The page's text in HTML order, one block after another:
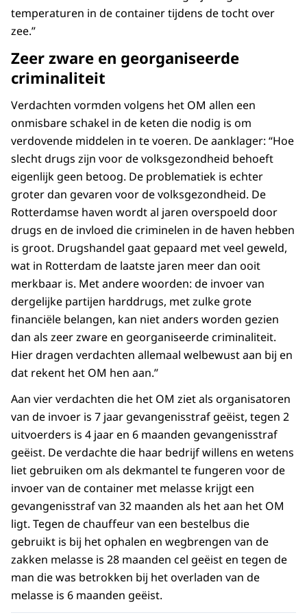
temperaturen in de container tijdens de tocht over
zee.”
Zeer zware en georganiseerde
criminaliteit
Verdachten vormden volgens het OM allen een
onmisbare schakel in de keten die nodig is om
verdovende middelen in te voeren. De aanklager: “Hoe
slecht drugs zijn voor de volksgezondheid behoeft
eigenlijk geen betoog. De problematiek is echter
groter dan gevaren voor de volksgezondheid. De
Rotterdamse haven wordt al jaren overspoeld door
drugs en de invloed die criminelen in de haven hebben
is groot. Drugshandel gaat gepaard met veel geweld,
wat in Rotterdam de laatste jaren meer dan ooit
merkbaar is. Met andere woorden: de invoer van
dergelijke partijen harddrugs, met zulke grote
financiële belangen, kan niet anders worden gezien
dan als zeer zware en georganiseerde criminaliteit.
Hier dragen verdachten allemaal welbewust aan bij en
dat rekent het OM hen aan.”
Aan vier verdachten die het OM ziet als organisatoren
van de invoer is 7 jaar gevangenisstraf geëist, tegen 2
uitvoerders is 4 jaar en 6 maanden gevangenisstraf
geëist. De verdachte die haar bedrijf willens en wetens
liet gebruiken om als dekmantel te fungeren voor de
invoer van de container met melasse krijgt een
gevangenisstraf van 32 maanden als het aan het OM
ligt. Tegen de chauffeur van een bestelbus die
gebruikt is bij het ophalen en wegbrengen van de
zakken melasse is 28 maanden cel geëist en tegen de
man die was betrokken bij het overladen van de
melasse is 6 maanden geëist.